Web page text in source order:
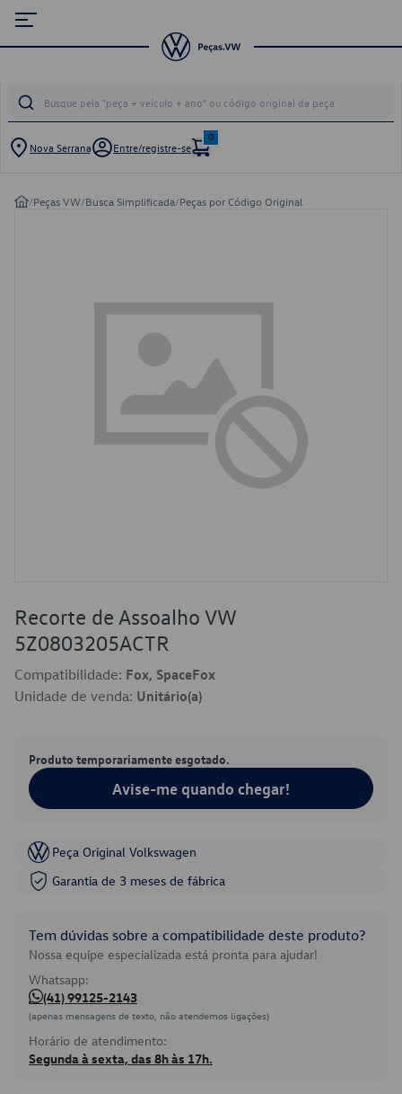
Nova Serrana Entre/registre-se
0
/Peças VW/Busca Simplificada/Peças por Código Original
Recorte de Assoalho VW
5Z0803205ACTR
Compatibilidade: Fox, SpaceFox
Unidade de venda: Unitário(a)
Produto temporariamente esgotado.
Avise-me quando chegar!
Peça Original Volkswagen
Garantia de 3 meses de fábrica
Tem dúvidas sobre a compatibilidade deste produto?
Nossa equipe especializada está pronta para ajudar!
Whatsapp:
(41) 99125-2143
(apenas mensagens de texto, não atendemos ligações)
Horário de atendimento:
Segunda à sexta, das 8h às 17h.